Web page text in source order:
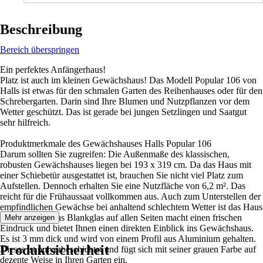
Beschreibung
Bereich überspringen
Ein perfektes Anfängerhaus!
Platz ist auch im kleinen Gewächshaus! Das Modell Popular 106 von
Halls ist etwas für den schmalen Garten des Reihenhauses oder für den
Schrebergarten. Darin sind Ihre Blumen und Nutzpflanzen vor dem
Wetter geschützt. Das ist gerade bei jungen Setzlingen und Saatgut
sehr hilfreich.
Produktmerkmale des Gewächshauses Halls Popular 106
Darum sollten Sie zugreifen: Die Außenmaße des klassischen,
robusten Gewächshauses liegen bei 193 x 319 cm. Da das Haus mit
einer Schiebetür ausgestattet ist, brauchen Sie nicht viel Platz zum
Aufstellen. Dennoch erhalten Sie eine Nutzfläche von 6,2 m². Das
reicht für die Frühaussaat vollkommen aus. Auch zum Unterstellen der
empfindlichen Gewächse bei anhaltend schlechtem Wetter ist das Haus
gut geeignet. Das Blankglas auf allen Seiten macht einen frischen
Eindruck und bietet Ihnen einen direkten Einblick ins Gewächshaus.
Es ist 3 mm dick und wird von einem Profil aus Aluminium gehalten.
Dieses ist pulverbeschichtet und fügt sich mit seiner grauen Farbe auf
dezente Weise in Ihren Garten ein.
Mehr anzeigen
Produktsicherheit